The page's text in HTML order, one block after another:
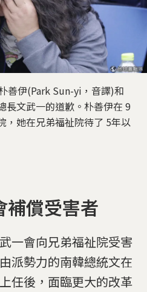
善伊(Park Sun-yi，音譯)和
長文武一的道歉。朴善伊在 9
，她在兄弟福祉院待了 5年以
償受害者
一會向兄弟福祉院受害
派勢力的南韓總統文在
任後，面臨更大的改革